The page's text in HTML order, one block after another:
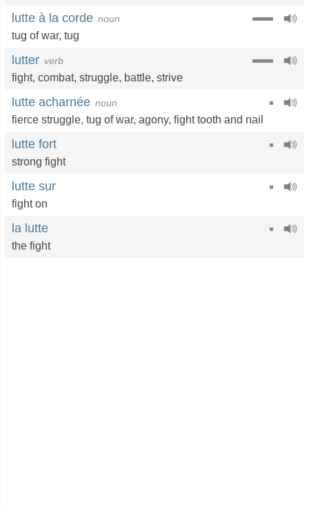
lutte à la corde noun
tug of war, tug
lutter verb
fight, combat, struggle, battle, strive
lutte acharnée noun
fierce struggle, tug of war, agony, fight tooth and nail
lutte fort
strong fight
lutte sur
fight on
la lutte
the fight